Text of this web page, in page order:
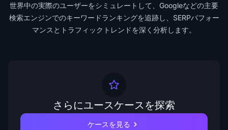
世界中の実際のユーザーをシミュレートして、Googleなどの主要
検索エンジンでのキーワードランキングを追跡し、SERPパフォー
マンスとトラフィックトレンドを深く分析します。
さらにユースケースを探索
ケースを見る